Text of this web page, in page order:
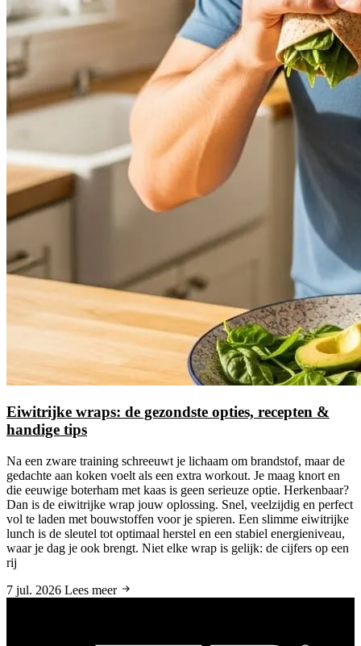
Eiwitrijke wraps: de gezondste opties, recepten &
handige tips
Na een zware training schreeuwt je lichaam om brandstof, maar de
gedachte aan koken voelt als een extra workout. Je maag knort en
die eeuwige boterham met kaas is geen serieuze optie. Herkenbaar?
Dan is de eiwitrijke wrap jouw oplossing. Snel, veelzijdig en perfect
vol te laden met bouwstoffen voor je spieren. Een slimme eiwitrijke
lunch is de sleutel tot optimaal herstel en een stabiel energieniveau,
waar je dag je ook brengt. Niet elke wrap is gelijk: de cijfers op een
rij
7 jul. 2026 Lees meer